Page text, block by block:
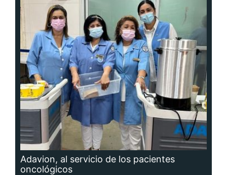
Adavion, al servicio de los pacientes
oncológicos